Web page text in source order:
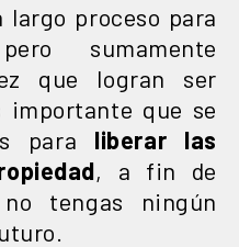
largo proceso para
sumamente
que logran ser
importante que se
para liberar las
, a fin de
tengas ningún